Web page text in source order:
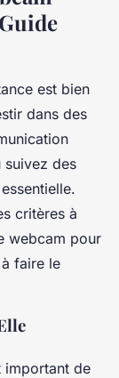
est bien
dans des
suivez des
critères à
webcam pour
faire le
important de